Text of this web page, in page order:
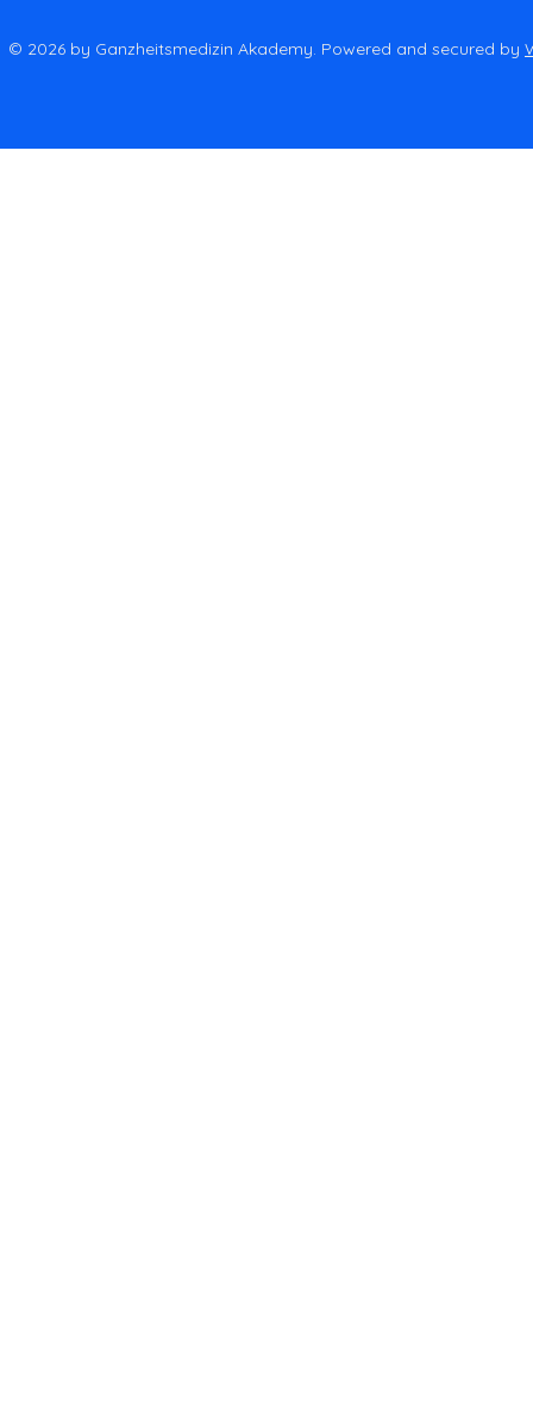
© 2026 by Ganzheitsmedizin Akademy. Powered and secured by